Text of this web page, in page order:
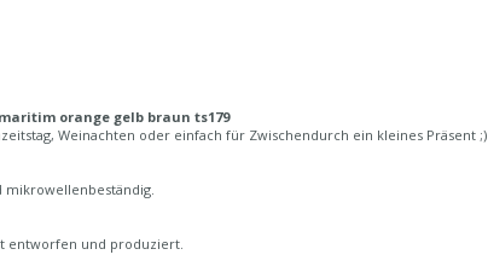
orange gelb braun ts179
Weinachten oder einfach für Zwischendurch ein kleines Präsent ;)
mikrowellenbeständig.
entworfen und produziert.